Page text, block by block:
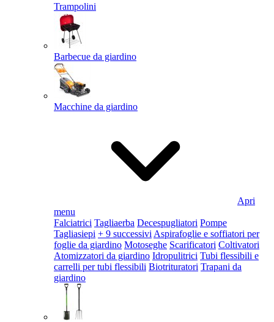
Trampolini
Barbecue da giardino
Macchine da giardino
Apri
menu
Falciatrici Tagliaerba Decespugliatori Pompe
Tagliasiepi + 9 successivi Aspirafoglie e soffiatori per
foglie da giardino Motoseghe Scarificatori Coltivatori
Atomizzatori da giardino Idropulitrici Tubi flessibili e
carrelli per tubi flessibili Biotrituratori Trapani da
giardino